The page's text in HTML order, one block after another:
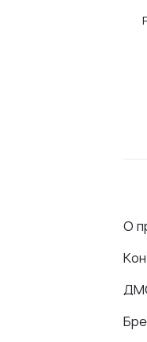
О